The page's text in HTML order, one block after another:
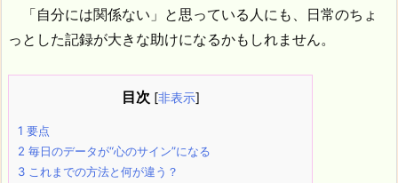
「自分には関係ない」と思っている人にも、日常のちょ
っとした記録が大きな助けになるかもしれません。
目次 [非表示]
1 要点
2 毎日のデータが“心のサイン”になる
3 これまでの方法と何が違う？